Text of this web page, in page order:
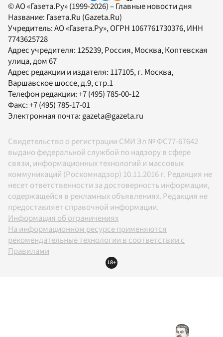
© АО «Газета.Ру» (1999-2026) – Главные новости дня
Название: Газета.Ru (Gazeta.Ru)
Учредитель:АО «Газета.Ру», ОГРН 1067761730376, ИНН
7743625728
Адрес учредителя: 125239, Россия, Москва, Коптевская
улица, дом 67
Адрес редакции и издателя: 117105, г. Москва,
Варшавское шоссе, д.9, стр.1
Телефон редакции:+7 (495) 785-00-12
Факс:+7 (495) 785-17-01
Электронная почта:gazeta@gazeta.ru
Свидетельство о регистрации СМИ Эл № ФС77-67642
выдано федеральной службой по надзору в сфере
связи, информационных технологий и массовых
коммуникаций (Роскомнадзор) 10.11.2016 г. Редакция не
несет ответственности за достоверность информации,
содержащейся в рекламных объявлениях. Редакция не
предоставляет справочной информации.
Информация об ограничениях
На информационном ресурсе применяются
рекомендательные технологии в соответствии с
Правилами
18+